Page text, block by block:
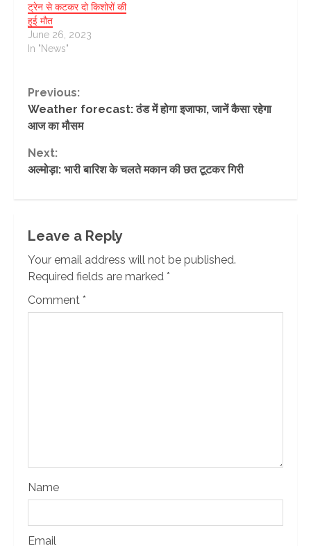
ट्रेन से कटकर दो किशोरों की
हुई मौत
June 26, 2023
In "News"
Continue
Reading
Previous:
Weather forecast: ठंड में होगा इजाफा, जानें कैसा रहेगा
आज का मौसम
Next:
अल्मोड़ा: भारी बारिश के चलते मकान की छत टूटकर गिरी
Leave a Reply
Your email address will not be published.
Required fields are marked *
Comment *
Name
Email